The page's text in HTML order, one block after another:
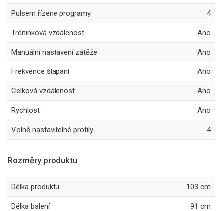
Pulsem řízené programy 4
Tréninková vzdálenost Ano
Manuální nastavení zátěže Ano
Frekvence šlapání Ano
Celková vzdálenost Ano
Rychlost Ano
Volně nastavitelné profily 4
Rozměry produktu
Délka produktu 103 cm
Délka balení 91 cm